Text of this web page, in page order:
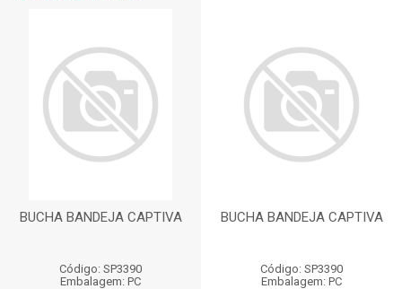
BUCHA BANDEJA CAPTIVA
Código: SP3390
Embalagem: PC
BUCHA BANDEJA CAPTIVA
Código: SP3390
Embalagem: PC